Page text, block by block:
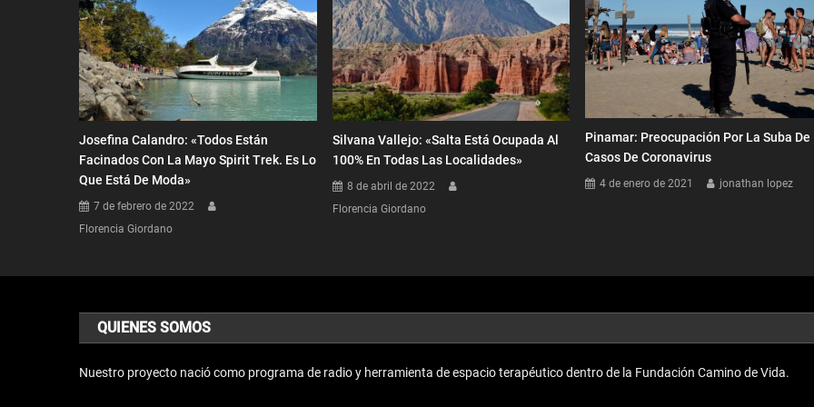
Josefina Calandro: «Todos Están
Facinados Con La Mayo Spirit Trek. Es Lo
Que Está De Moda»
7 de febrero de 2022
Florencia Giordano
Silvana Vallejo: «Salta Está Ocupada Al
100% En Todas Las Localidades»
8 de abril de 2022
Florencia Giordano
Pinamar: Preocupación Por La Suba De
Casos De Coronavirus
4 de enero de 2021 jonathan lopez
QUIENES SOMOS
Nuestro proyecto nació como programa de radio y herramienta de espacio terapéutico dentro de la Fundación Camino de Vida.